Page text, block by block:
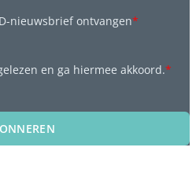
nieuwsbrief ontvangen*
en ga hiermee akkoord.*